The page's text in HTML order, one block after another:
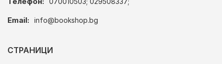
Email: info@bookshop.bg
СТРАНИЦИ